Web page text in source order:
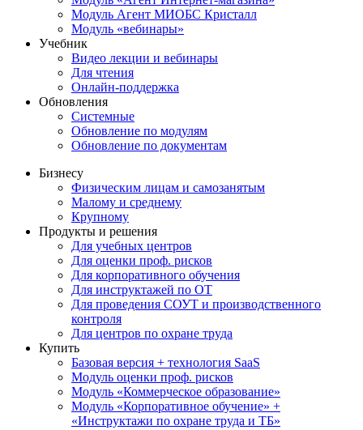
Модуль Агент МИОБС Кристалл
Модуль «вебинары»
Учебник
Видео лекции и вебинары
Для чтения
Онлайн-поддержка
Обновления
Системные
Обновление по модулям
Обновление по документам
Бизнесу
Физическим лицам и самозанятым
Малому и среднему
Крупному
Продукты и решения
Для учебных центров
Для оценки проф. рисков
Для корпоративного обучения
Для инструктажей по ОТ
Для проведения СОУТ и производственного
контроля
Для центров по охране труда
Купить
Базовая версия + технология SaaS
Модуль оценки проф. рисков
Модуль «Коммерческое образование»
Модуль «Корпоративное обучение» +
«Инструктажи по охране труда и ТБ»